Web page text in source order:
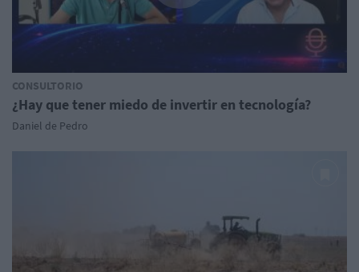
CONSULTORIO
¿Hay que tener miedo de invertir en tecnología?
Daniel de Pedro